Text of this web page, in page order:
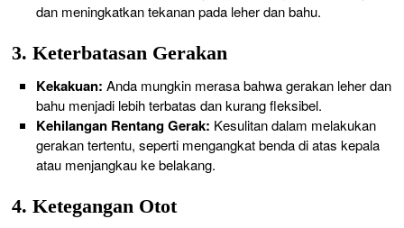
dan meningkatkan tekanan pada leher dan bahu.
3. Keterbatasan Gerakan
Kekakuan: Anda mungkin merasa bahwa gerakan leher dan
bahu menjadi lebih terbatas dan kurang fleksibel.
Kehilangan Rentang Gerak: Kesulitan dalam melakukan
gerakan tertentu, seperti mengangkat benda di atas kepala
atau menjangkau ke belakang.
4. Ketegangan Otot